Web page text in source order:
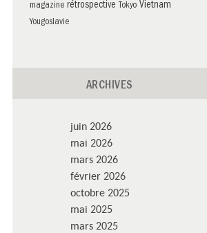
magazine rétrospective Tokyo Vietnam
Yougoslavie
ARCHIVES
juin 2026
mai 2026
mars 2026
février 2026
octobre 2025
mai 2025
mars 2025